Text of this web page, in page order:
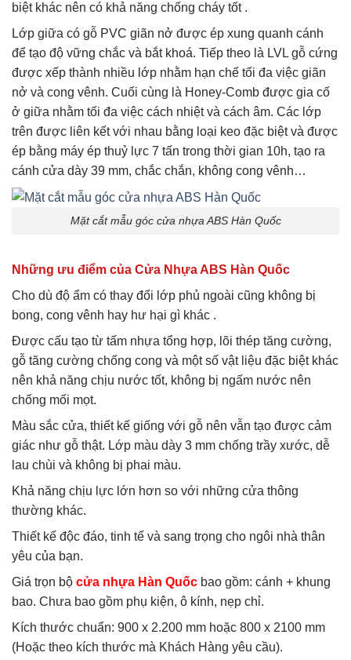
biệt khác nên có khả năng chống cháy tốt .
Lớp giữa có gỗ PVC giãn nở được ép xung quanh cánh
để tạo độ vững chắc và bắt khoá. Tiếp theo là LVL gỗ cứng
được xếp thành nhiều lớp nhằm hạn chế tối đa việc giãn
nở và cong vênh. Cuối cùng là Honey-Comb được gia cố
ở giữa nhằm tối đa việc cách nhiệt và cách âm. Các lớp
trên được liên kết với nhau bằng loại keo đặc biệt và được
ép bằng máy ép thuỷ lực 7 tấn trong thời gian 10h, tạo ra
cánh cửa dày 39 mm, chắc chắn, không cong vênh…
Mặt cắt mẫu góc cửa nhựa ABS Hàn Quốc
Những ưu điểm của Cửa Nhựa ABS Hàn Quốc
Cho dù độ ẩm có thay đổi lớp phủ ngoài cũng không bị
bong, cong vênh hay hư hại gì khác .
Được cấu tạo từ tấm nhựa tổng hợp, lõi thép tăng cường,
gỗ tăng cường chống cong và một số vật liệu đặc biệt khác
nên khả năng chịu nước tốt, không bị ngấm nước nên
chống mối mọt.
Màu sắc cửa, thiết kế giống với gỗ nên vẫn tạo được cảm
giác như gỗ thật. Lớp màu dày 3 mm chống trầy xước, dễ
lau chùi và không bị phai màu.
Khả năng chịu lực lớn hơn so với những cửa thông
thường khác.
Thiết kế độc đáo, tinh tế và sang trọng cho ngôi nhà thân
yêu của bạn.
Giá trọn bộ cửa nhựa Hàn Quốc bao gồm: cánh + khung
bao. Chưa bao gồm phụ kiện, ô kính, nẹp chỉ.
Kích thước chuẩn: 900 x 2.200 mm hoặc 800 x 2100 mm
(Hoặc theo kích thước mà Khách Hàng yêu cầu).